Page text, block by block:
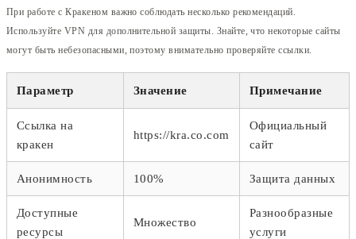
При работе с Кракеном важно соблюдать несколько рекомендаций.
Используйте VPN для дополнительной защиты. Знайте, что некоторые сайты
могут быть небезопасными, поэтому внимательно проверяйте ссылки.
Параметр Значение Примечание
Ссылка на
кракен
https://kra.co.com
Официальный
сайт
Анонимность 100% Защита данных
Доступные
ресурсы
Множество
Разнообразные
услуги